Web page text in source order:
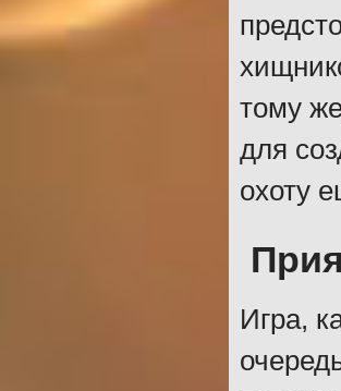
тому
для
охоту
Игра,